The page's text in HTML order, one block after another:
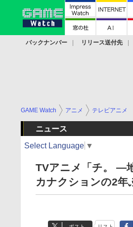
バックナンバー リリース送付先
GAME Watch アニメ テレビアニメ
ニュース
Select Language ▼
TVアニメ「チ。 ―
カナクションの2年